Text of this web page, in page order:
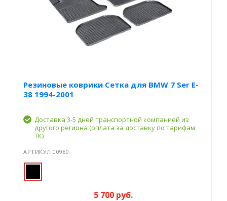
Резиновые коврики Сетка для BMW 7 Ser E-
38 1994-2001
Доставка 3-5 дней транспортной компанией из
другого региона (оплата за доставку по тарифам
ТК)
АРТИКУЛ 00980
5 700 руб.